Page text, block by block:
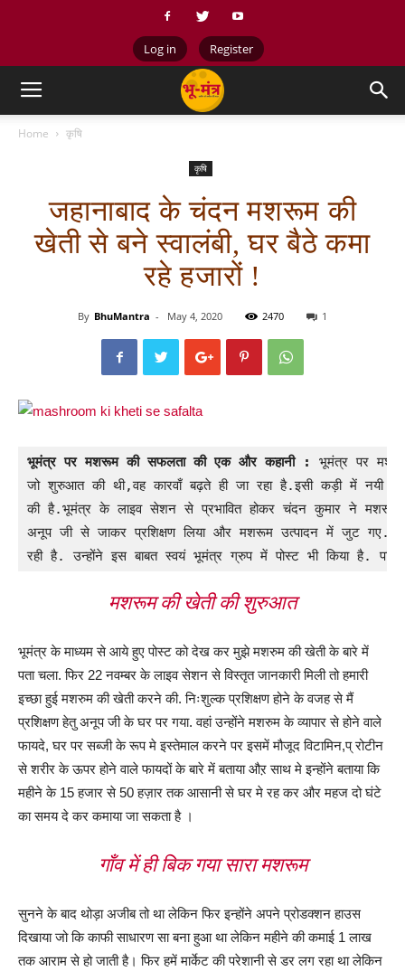
Log in Register
Home कृषि
कृषि
जहानाबाद के चंदन मशरूम की
खेती से बने स्वालंबी, घर बैठे कमा
रहे हजारों !
By BhuMantra - May 4, 2020 2470 1
भूमंत्र पर मशरूम की सफलता की एक और कहानी :
भूमंत्र पर
जो शुरुआत की थी,वह कारवाँ बढ़ते ही जा रहा है.इसी कड़ी में नयी
की है.भूमंत्र के लाइव सेशन से प्रभावित होकर चंदन कुमार ने मशरूम
अनूप जी से जाकर प्रशिक्षण लिया और मशरूम उत्पादन में जुट
रही है. उन्होंने इस बाबत स्वयं भूमंत्र ग्रुप में पोस्ट भी किया है.
मशरूम की खेती की शुरुआत
भूमंत्र के माध्यम से आये हुए पोस्ट को देख कर मुझे मशरुम की खेती के बारे में
पता चला. फिर 22 नवम्बर के लाइव सेशन से विस्तृत जानकारी मिली तो हमारी
इच्छा हुई मशरुम की खेती करने की. निःशुल्क प्रशिक्षण होने के वजह से मैं
प्रशिक्षण हेतु अनूप जी के घर पर गया. वहां उन्होंने मशरुम के व्यापार से होने वाले
फायदे, घर पर सब्जी के रूप मे इस्तेमाल करने पर इसमें मौजूद विटामिन,प् रोटीन
से शरीर के ऊपर होने वाले फायदों के बारे में बताया औऱ साथ मे इन्होंने बताया कि
महीने के 15 हजार से 50 हज़ार तक आसानी से घर मे रह कर और महज दो घंटे
का समय दे कर कमाया जा सकता है ।
गाँव में ही बिक गया सारा मशरूम
सुनने के बाद थोड़ा अजीब तो था लेकिन फिर इन्होंने अपने प्रोडक्शन हाउस
दिखाया जो कि काफी साधारण सा बना हुआ था लेकिन महीने की कमाई 1 लाख
तक आराम से हो जाती है। फिर हमें मार्केट की परेशानी से डर लग रहा था लेकिन